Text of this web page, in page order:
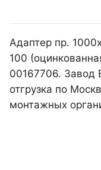
Адаптер пр.
100
00167706.
отгрузка по
монтажных